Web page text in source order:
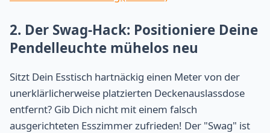
2. Der Swag-Hack: Positioniere Deine
Pendelleuchte mühelos neu
Sitzt Dein Esstisch hartnäckig einen Meter von der
unerklärlicherweise platzierten Deckenauslassdose
entfernt? Gib Dich nicht mit einem falsch
ausgerichteten Esszimmer zufrieden! Der "Swag" ist